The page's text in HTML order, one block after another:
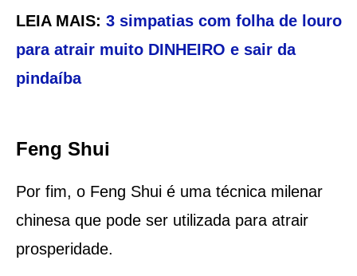
LEIA MAIS: 3 simpatias com folha de louro
para atrair muito DINHEIRO e sair da
pindaíba
Feng Shui
Por fim, o Feng Shui é uma técnica milenar
chinesa que pode ser utilizada para atrair
prosperidade.